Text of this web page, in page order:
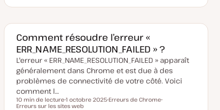
t
d
m
i
s
e
o
u
r
j
t
j
t
Comment résoudre l’erreur «
ERR_NAME_RESOLUTION_FAILED » ?
L'erreur « ERR_NAME_RESOLUTION_FAILED » apparaît
généralement dans Chrome et est due à des
problèmes de connectivité de votre côté. Voici
comment l…
Temps de lecture
10 min de lecture
D
1 octobre 2025 Erreurs de Chrome
Erreurs sur les sites web